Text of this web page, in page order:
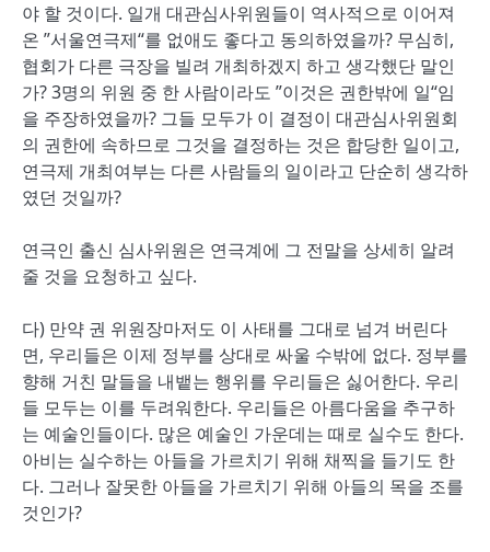
야 할 것이다. 일개 대관심사위원들이 역사적으로 이어져
온 ”서울연극제“를 없애도 좋다고 동의하였을까? 무심히,
협회가 다른 극장을 빌려 개최하겠지 하고 생각했단 말인
가? 3명의 위원 중 한 사람이라도 ”이것은 권한밖에 일“임
을 주장하였을까? 그들 모두가 이 결정이 대관심사위원회
의 권한에 속하므로 그것을 결정하는 것은 합당한 일이고,
연극제 개최여부는 다른 사람들의 일이라고 단순히 생각하
였던 것일까?
연극인 출신 심사위원은 연극계에 그 전말을 상세히 알려
줄 것을 요청하고 싶다.
다) 만약 권 위원장마저도 이 사태를 그대로 넘겨 버린다
면, 우리들은 이제 정부를 상대로 싸울 수밖에 없다. 정부를
향해 거친 말들을 내뱉는 행위를 우리들은 싫어한다. 우리
들 모두는 이를 두려워한다. 우리들은 아름다움을 추구하
는 예술인들이다. 많은 예술인 가운데는 때로 실수도 한다.
아비는 실수하는 아들을 가르치기 위해 채찍을 들기도 한
다. 그러나 잘못한 아들을 가르치기 위해 아들의 목을 조를
것인가?